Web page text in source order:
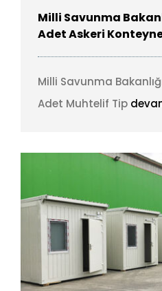
Milli Savunma
Adet Askeri
Milli Savunma
Adet Muhtelif Tip